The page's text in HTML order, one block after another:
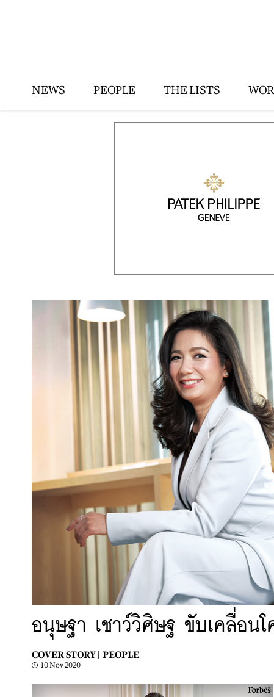
NEWS PEOPLE THE LISTS
อนุษฐา เชาว์วิศิษฐ ขับเคลื่อนโ
COVER STORY | PEOPLE
10 Nov 2020